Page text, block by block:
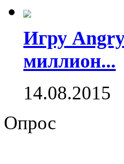
Игру
миллион...
14.08.2015
Опрос